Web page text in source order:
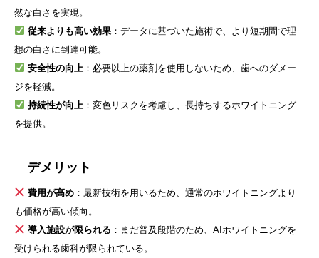
然な白さを実現。
従来よりも高い効果：データに基づいた施術で、より短期間で理
想の白さに到達可能。
安全性の向上：必要以上の薬剤を使用しないため、歯へのダメー
ジを軽減。
持続性が向上：変色リスクを考慮し、長持ちするホワイトニング
を提供。
デメリット
費用が高め：最新技術を用いるため、通常のホワイトニングより
も価格が高い傾向。
導入施設が限られる ：まだ普及段階のため、AIホワイトニングを
受けられる歯科が限られている。